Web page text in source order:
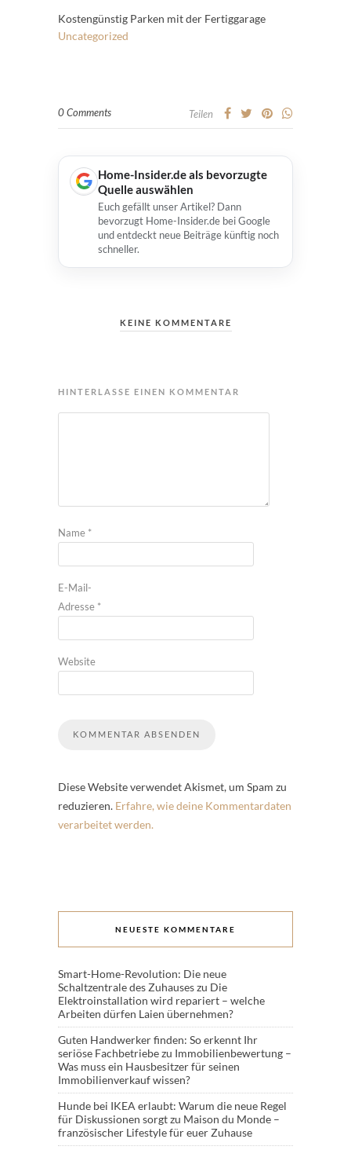
Kostengünstig Parken mit der Fertiggarage
Uncategorized
0 Comments Teilen
Home-Insider.de als bevorzugte
Quelle auswählen
Euch gefällt unser Artikel? Dann
bevorzugt Home-Insider.de bei Google
und entdeckt neue Beiträge künftig noch
schneller.
KEINE KOMMENTARE
HINTERLASSE EINEN KOMMENTAR
Name *
E-Mail-
Adresse *
Website
Diese Website verwendet Akismet, um Spam zu
reduzieren. Erfahre, wie deine Kommentardaten
verarbeitet werden.
NEUESTE KOMMENTARE
Smart-Home-Revolution: Die neue
Schaltzentrale des Zuhauseszu Die
Elektroinstallation wird repariert – welche
Arbeiten dürfen Laien übernehmen?
Guten Handwerker finden: So erkennt Ihr
seriöse Fachbetriebezu Immobilienbewertung –
Was muss ein Hausbesitzer für seinen
Immobilienverkauf wissen?
Hunde bei IKEA erlaubt: Warum die neue Regel
für Diskussionen sorgtzu Maison du Monde –
französischer Lifestyle für euer Zuhause